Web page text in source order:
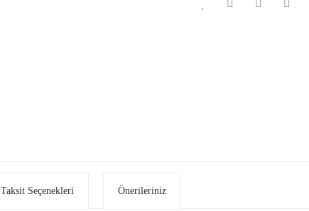
Taksit Seçenekleri Önerileriniz